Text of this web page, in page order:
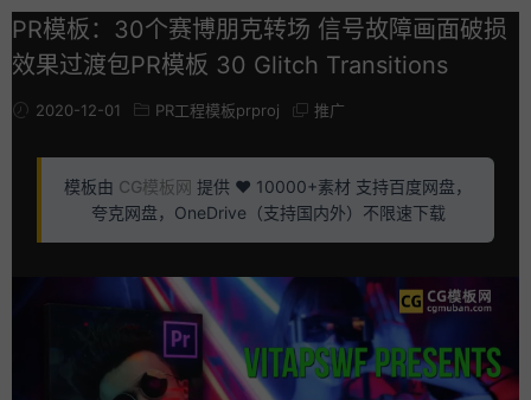
PR模板：30个赛博朋克转场 信号故障画面破损
效果过渡包PR模板 30 Glitch Transitions
2020-12-01 PR工程模板prproj 推广
模板由 CG模板网 提供 ❤️ 10000+素材 支持百度网盘，
夸克网盘，OneDrive（支持国内外）不限速下载